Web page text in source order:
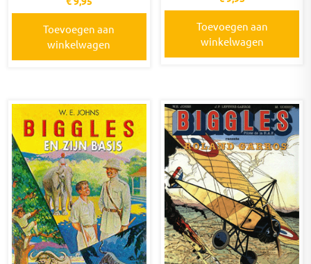
Toevoegen aan
winkelwagen
Toevoegen aan
winkelwagen